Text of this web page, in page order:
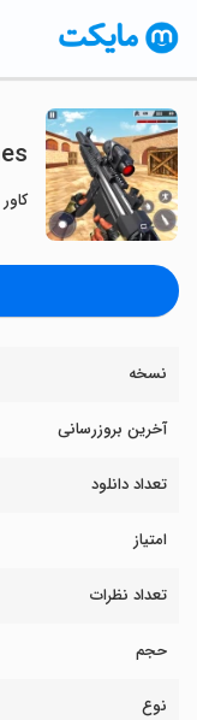
نسخه
آخرین بروزرسانی
تعداد دانلود
امتیاز
تعداد نظرات
حجم
نوع